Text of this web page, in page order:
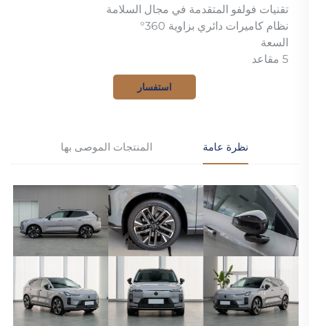
تقنيات فولفو المتقدمة في مجال السلامة
نظام كاميرات دائري بزاوية 360°
السعة
5 مقاعد
استفسار
نظرة عامة المنتجات الموصى بها